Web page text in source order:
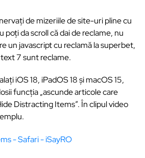
de mizeriile de site-uri pline cu
poți da scroll că dai de reclame, nu
un javascript cu reclamă la superbet,
7 sunt reclame.
iOS 18, iPadOS 18 și macOS 15,
funcția „ascunde articole care
Distracting Items”. În clipul video